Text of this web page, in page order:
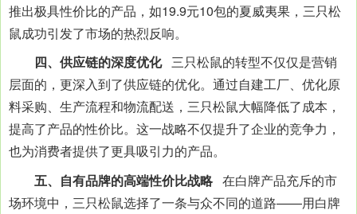
推出极具性价比的产品，如19.9元10包的夏威夷果，三只松
鼠成功引发了市场的热烈反响。
四、供应链的深度优化三只松鼠的转型不仅仅是营销
层面的，更深入到了供应链的优化。通过自建工厂、优化原
料采购、生产流程和物流配送，三只松鼠大幅降低了成本，
提高了产品的性价比。这一战略不仅提升了企业的竞争力，
也为消费者提供了更具吸引力的产品。
五、自有品牌的高端性价比战略在白牌产品充斥的市
场环境中，三只松鼠选择了一条与众不同的道路——用白牌